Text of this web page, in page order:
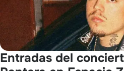
Entradas del